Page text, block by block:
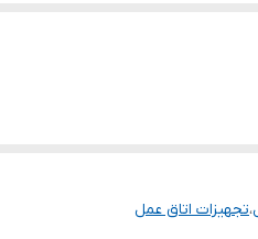
،تجهیزات اتاق عمل